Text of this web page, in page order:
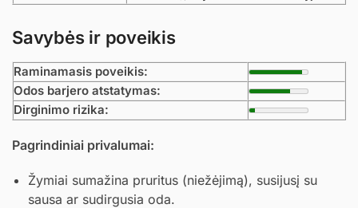
Savybės ir poveikis
Raminamasis poveikis:
Odos barjero atstatymas:
Dirginimo rizika:
Pagrindiniai privalumai:
Žymiai sumažina pruritus (niežėjimą), susijusį su
sausa ar sudirgusia oda.